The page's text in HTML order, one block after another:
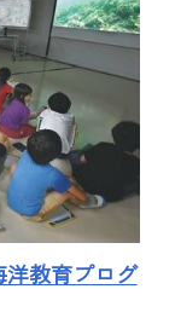
教育プログ